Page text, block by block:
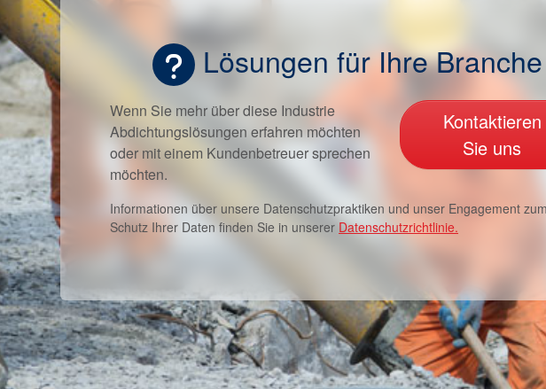
Lösungen für Ihre Branche
Wenn Sie mehr über diese Industrie
Abdichtungslösungen erfahren möchten
oder mit einem Kundenbetreuer sprechen
möchten.
Kontaktieren
Sie uns
Informationen über unsere Datenschutzpraktiken und unser Engagement
Schutz Ihrer Daten finden Sie in unserer Datenschutzrichtlinie.